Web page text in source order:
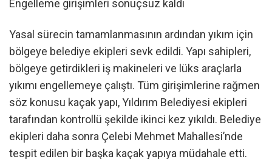
Engelleme girişimleri sonuçsuz kaldı
Yasal sürecin tamamlanmasının ardından yıkım için
bölgeye belediye ekipleri sevk edildi. Yapı sahipleri,
bölgeye getirdikleri iş makineleri ve lüks araçlarla
yıkımı engellemeye çalıştı. Tüm girişimlerine rağmen
söz konusu kaçak yapı, Yıldırım Belediyesi ekipleri
tarafından kontrollü şekilde ikinci kez yıkıldı. Belediye
ekipleri daha sonra Çelebi Mehmet Mahallesi’nde
tespit edilen bir başka kaçak yapıya müdahale etti.